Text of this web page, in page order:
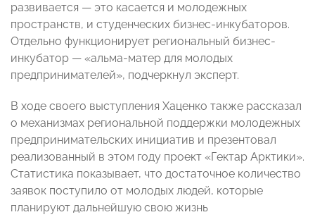
развивается — это касается и молодежных
пространств, и студенческих бизнес-инкубаторов.
Отдельно функционирует региональный бизнес-
инкубатор — «альма-матер для молодых
предпринимателей», подчеркнул эксперт.
В ходе своего выступления Хаценко также рассказал
о механизмах региональной поддержки молодежных
предпринимательских инициатив и презентовал
реализованный в этом году проект «Гектар Арктики».
Статистика показывает, что достаточное количество
заявок поступило от молодых людей, которые
планируют дальнейшую свою жизнь